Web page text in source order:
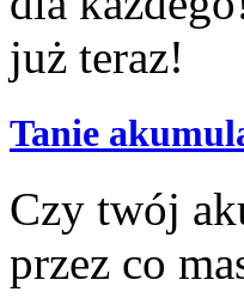
Tanie
Czy twój
przez co